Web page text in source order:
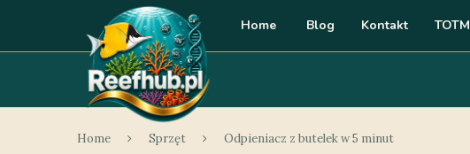
Home Blog Kontakt TOTM
Home Sprzęt Odpieniacz z butelek w 5 minut